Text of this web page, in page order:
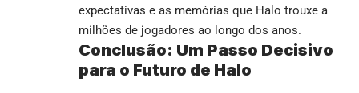
expectativas e as memórias que Halo trouxe a
milhões de jogadores ao longo dos anos.
Conclusão: Um Passo Decisivo
para o Futuro de Halo